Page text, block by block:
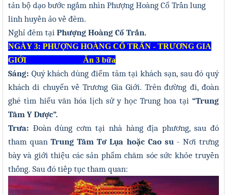
tản bộ dạo bước ngắm nhìn Phượng Hoàng Cổ Trấn lung
linh huyền ảo về đêm.
Nghỉ đêm tại Phượng Hoàng Cổ Trấn.
NGÀY 3: PHƯỢNG HOÀNG CỔ TRẤN - TRƯƠNG GIA
GIỚI Ăn 3 bữa
Sáng: Quý khách dùng điểm tâmtại khách sạn, sau đóquý
khách di chuyển về Trương Gia Giới. Trên đường đi, đoàn
ghé tìm hiểu văn hóa lịch sử y học Trung hoa tại “Trung
Tâm Y Dược”.
Trưa: Đoàn dùng cơm tại nhà hàng địa phương, sau đó
tham quan Trung Tâm Tơ Lụa hoặc Cao su- Nơi trưng
bày và giới thiệu các sản phẩm chăm sóc sức khỏe truyền
thống. Sau đó tiếp tục tham quan: